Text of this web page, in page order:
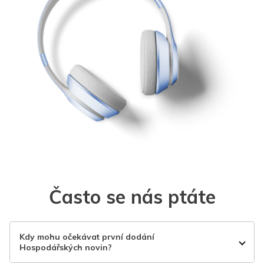
Často se nás ptáte
Kdy mohu očekávat první dodání
Hospodářských novin?